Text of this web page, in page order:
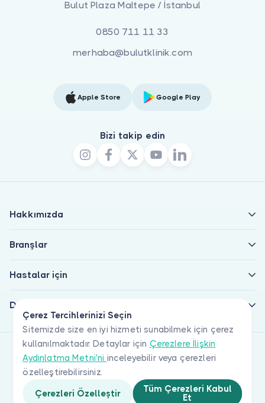
Çerez Tercihlerinizi Seçin
Sitemizde size en iyi hizmeti sunabilmek için çerez
kullanılmaktadır. Detaylar için Çerezlere İlişkin
Aydınlatma Metni'ni inceleyebilir veya çerezleri
özelleştirebilirsiniz.
Çerezleri Özelleştir
Tüm Çerezleri Kabul
Et
Bulut Plaza Maltepe / İstanbul
0850 711 11 33
merhaba@bulutklinik.com
Apple Store Google Play
Bizi takip edin
Hakkımızda
Branşlar
Hastalar için
Doktorlar için